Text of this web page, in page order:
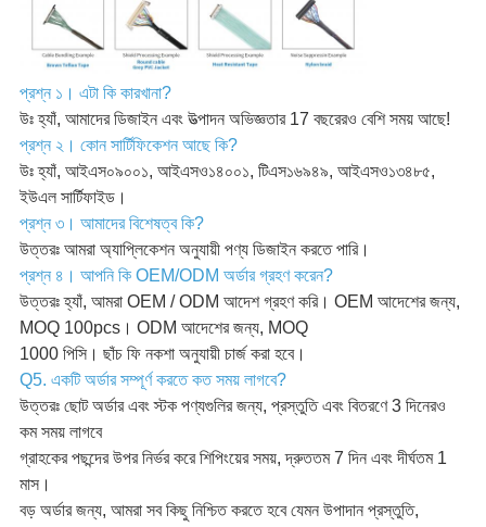
প্রশ্ন ১। এটা কি কারখানা?
উঃ হ্যাঁ, আমাদের ডিজাইন এবং উত্পাদন অভিজ্ঞতার 17 বছরেরও বেশি সময় আছে!
প্রশ্ন ২। কোন সার্টিফিকেশন আছে কি?
উঃ হ্যাঁ, আইএস০৯০০১, আইএসও১৪০০১, টিএস১৬৯৪৯, আইএসও১৩৪৮৫,
ইউএল সার্টিফাইড।
প্রশ্ন ৩। আমাদের বিশেষত্ব কি?
উত্তরঃ আমরা অ্যাপ্লিকেশন অনুযায়ী পণ্য ডিজাইন করতে পারি।
প্রশ্ন ৪। আপনি কি OEM/ODM অর্ডার গ্রহণ করেন?
উত্তরঃ হ্যাঁ, আমরা OEM / ODM আদেশ গ্রহণ করি। OEM আদেশের জন্য,
MOQ 100pcs। ODM আদেশের জন্য, MOQ
1000 পিসি। ছাঁচ ফি নকশা অনুযায়ী চার্জ করা হবে।
Q5. একটি অর্ডার সম্পূর্ণ করতে কত সময় লাগবে?
উত্তরঃ ছোট অর্ডার এবং স্টক পণ্যগুলির জন্য, প্রস্তুতি এবং বিতরণে 3 দিনেরও
কম সময় লাগবে
গ্রাহকের পছন্দের উপর নির্ভর করে শিপিংয়ের সময়, দ্রুততম 7 দিন এবং দীর্ঘতম 1
মাস।
বড় অর্ডার জন্য, আমরা সব কিছু নিশ্চিত করতে হবে যেমন উপাদান প্রস্তুতি,